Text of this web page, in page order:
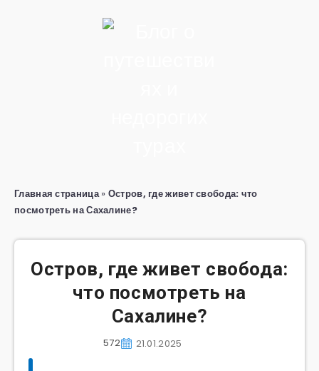
Главная страница» Остров, где живет свобода: что
посмотреть на Сахалине?
Остров, где живет свобода:
что посмотреть на
Сахалине?
21.01.2025
572